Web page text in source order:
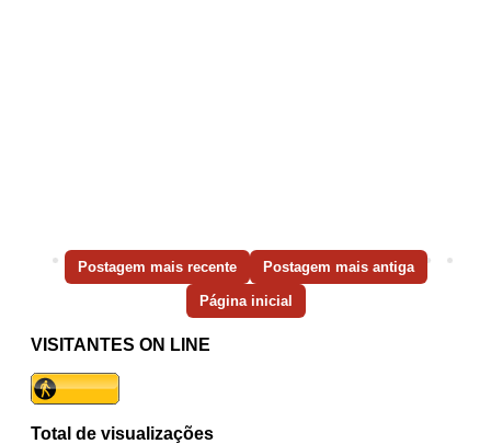
Postagem mais recente Postagem mais antiga
Página inicial
VISITANTES ON LINE
Total de visualizações